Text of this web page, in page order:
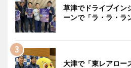
草津でドライブイ
ーンで「ラ・ラ・ラ
大津で「東レアロー